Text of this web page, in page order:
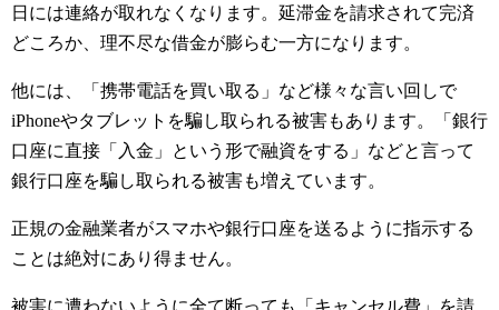
日には連絡が取れなくなります。延滞金を請求されて完済
どころか、理不尽な借金が膨らむ一方になります。
他には、「携帯電話を買い取る」など様々な言い回しで
iPhoneやタブレットを騙し取られる被害もあります。「銀行
口座に直接「入金」という形で融資をする」などと言って
銀行口座を騙し取られる被害も増えています。
正規の金融業者がスマホや銀行口座を送るように指示する
ことは絶対にあり得ません。